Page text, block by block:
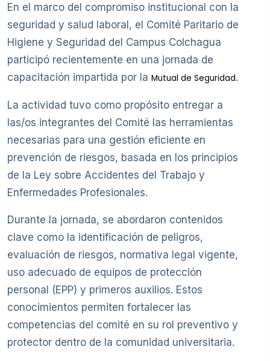
En el marco del compromiso institucional con la
seguridad y salud laboral, el Comité Paritario de
Higiene y Seguridad del Campus Colchagua
participó recientemente en una jornada de
capacitación impartida por la Mutual de Seguridad.
La actividad tuvo como propósito entregar a
las/os integrantes del Comité las herramientas
necesarias para una gestión eficiente en
prevención de riesgos, basada en los principios
de la Ley sobre Accidentes del Trabajo y
Enfermedades Profesionales.
Durante la jornada, se abordaron contenidos
clave como la identificación de peligros,
evaluación de riesgos, normativa legal vigente,
uso adecuado de equipos de protección
personal (EPP) y primeros auxilios. Estos
conocimientos permiten fortalecer las
competencias del comité en su rol preventivo y
protector dentro de la comunidad universitaria.